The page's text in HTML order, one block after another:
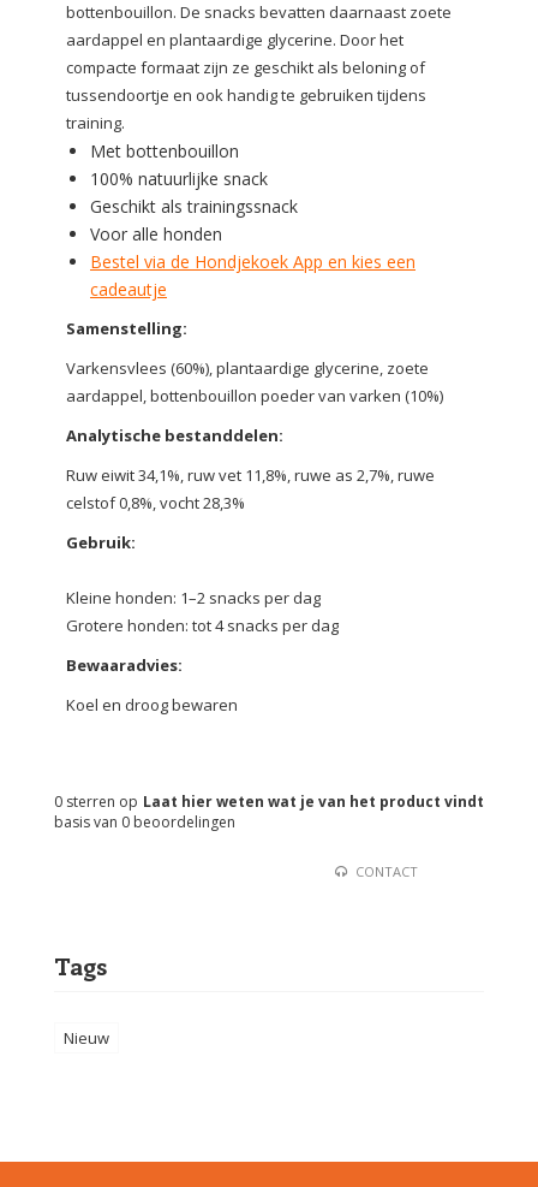
bottenbouillon. De snacks bevatten daarnaast zoete
aardappel en plantaardige glycerine. Door het
compacte formaat zijn ze geschikt als beloning of
tussendoortje en ook handig te gebruiken tijdens
training.
Met bottenbouillon
100% natuurlijke snack
Geschikt als trainingssnack
Voor alle honden
Bestel via de Hondjekoek App en kies een
cadeautje
Samenstelling:
Varkensvlees (60%), plantaardige glycerine, zoete
aardappel, bottenbouillon poeder van varken (10%)
Analytische bestanddelen:
Ruw eiwit 34,1%, ruw vet 11,8%, ruwe as 2,7%, ruwe
celstof 0,8%, vocht 28,3%
Gebruik:
Kleine honden: 1–2 snacks per dag
Grotere honden: tot 4 snacks per dag
Bewaaradvies:
Koel en droog bewaren
Laat hier weten wat je van het product vindt
0 sterren op
basis van 0 beoordelingen
CONTACT
Tags
Nieuw